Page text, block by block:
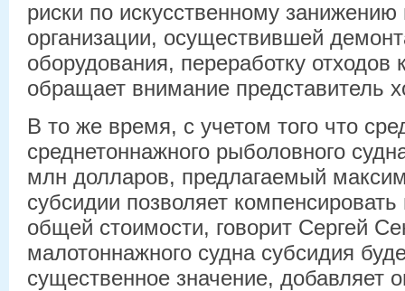
риски по искусственному
организации, осуществившей
оборудования, переработку отходов
обращает внимание представитель
В то же время, с учетом того что
среднетоннажного рыболовного
млн долларов, предлагаемый
субсидии позволяет
общей стоимости, говорит Сергей
малотоннажного судна субсидия
существенное значение, добавляет